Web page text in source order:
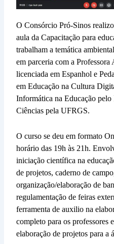
O Consórcio Pró-Sinos
aula da Capacitação para
trabalham a temática
em parceria com a
licenciada em Espanhol e
em Educação na Cultura
Informática na Educação
Ciências pela UFRGS.
O curso se deu em formato
horário das 19h às 21h.
iniciação científica na
de projetos, caderno de
organização/elaboração de
regulamentação de feiras
ferramenta de auxilio na
completo para os professores
elaboração de projetos para a